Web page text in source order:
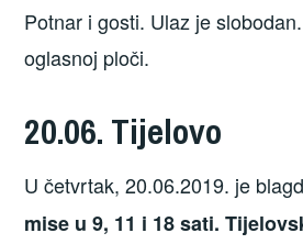
Potnar i gosti. Ulaz je
oglasnoj ploči.
20.06. Tijelovo
U četvrtak, 20.06.2019. je
mise u 9, 11 i 18 sati.